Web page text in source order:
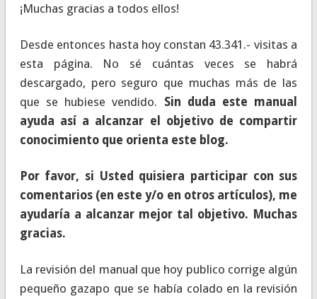
¡Muchas gracias a todos ellos!
Desde entonces hasta hoy constan 43.341.- visitas a
esta página. No sé cuántas veces se habrá
descargado, pero seguro que muchas más de las
que se hubiese vendido. Sin duda este manual
ayuda así a alcanzar el objetivo de compartir
conocimiento que orienta este blog.
Por favor, si Usted quisiera participar con sus
comentarios (en este y/o en otros artículos), me
ayudaría a alcanzar mejor tal objetivo. Muchas
gracias.
La revisión del manual que hoy publico corrige algún
pequeño gazapo que se había colado en la revisión